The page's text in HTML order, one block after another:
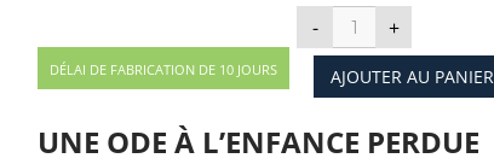
DÉLAI DE FABRICATION DE 10 JOURS
-
quantité
HAURTZAROA
+
AJOUTER AU PANIER
UNE ODE À L’ENFANCE PERDUE